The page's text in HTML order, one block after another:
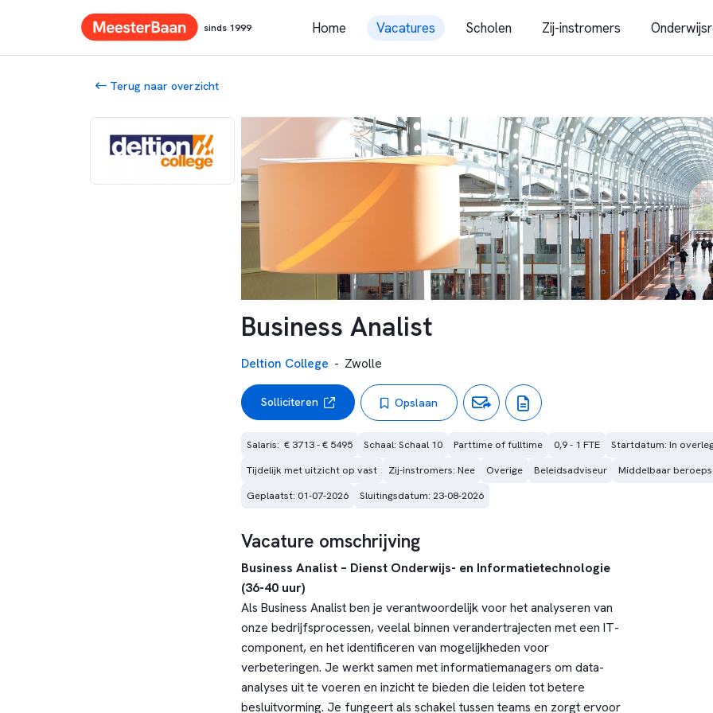
sinds 1999 Home Vacatures Scholen Zij-instromers
Terug naar overzicht
Business Analist
Deltion College - Zwolle
Solliciteren Opslaan
Salaris:  € 3713 - € 5495 Schaal: Schaal 10 Parttime of fulltime 0,9 - 1 FTE
Startdatum: In
Tijdelijk met uitzicht op vast
Zij-instromers: Nee Overige Beleidsadviseur
Middelbaar
Geplaatst: 01-07-2026
Sluitingsdatum: 23-08-2026
Vacature omschrijving
Business Analist – Dienst Onderwijs- en Informatietechnologie
(36-40 uur)
Als Business Analist ben je verantwoordelijk voor het analyseren van
onze bedrijfsprocessen, veelal binnen verandertrajecten met een IT-
component, en het identificeren van mogelijkheden voor
verbeteringen. Je werkt samen met informatiemanagers om data-
analyses uit te voeren en inzicht te bieden die leiden tot betere
besluitvorming. Je fungeert als schakel tussen teams en zorgt ervoor